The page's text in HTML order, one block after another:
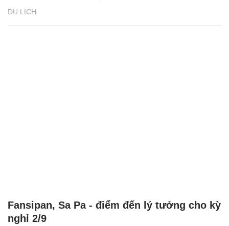
DU LỊCH
Fansipan, Sa Pa - điểm đến lý tưởng cho kỳ
nghỉ 2/9